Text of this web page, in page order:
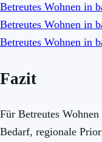
Betreutes Wohnen in
Betreutes Wohnen in
Betreutes Wohnen in
Fazit
Für Betreutes
Bedarf, regionale